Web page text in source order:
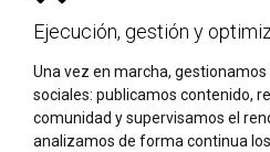
Ejecución, gestión y
Una vez en marcha,
sociales: publicamos contenido,
comunidad y supervisamos el
analizamos de forma continua